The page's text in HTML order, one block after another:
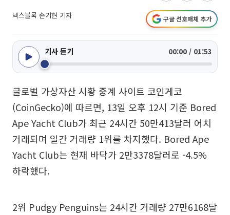
넥스블록 손기현 기자 구글 선호매체 추가
기사 듣기 00:00 / 01:53
글로벌 가상자산 시황 중계 사이트 코인게코
(CoinGecko)에 따르면, 13일 오후 12시 기준 Bored
Ape Yacht Club가 최근 24시간 50만413달러 어치
거래되며 일간 거래량 1위를 차지했다. Bored Ape
Yacht Club는 현재 바닥가 2만3378달러로 -4.5%
하락했다.
2위 Pudgy Penguins는 24시간 거래량 27만6168달